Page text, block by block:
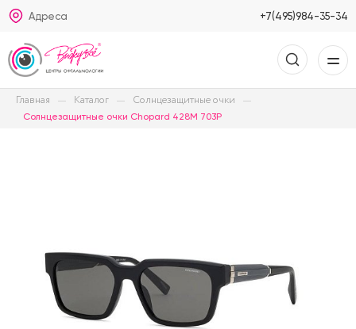
Адреса +7(495)984-35-34
Главная Каталог Солнцезащитные очки
Солнцезащитные очки Chopard 428M 703P